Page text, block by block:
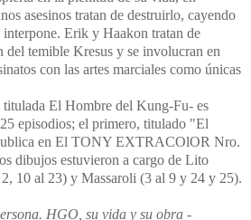
asesinos tratan de destruirlo, cayendo
Erik y Haakon tratan de
del temible Kresus y se involucran en
con las artes marciales como únicas
titulada El Hombre del Kung-Fu- es
episodios; el primero, titulado "El
en El TONY EXTRACOlOR Nro.
dibujos estuvieron a cargo de Lito
10 al 23) y Massaroli (3 al 9 y 24 y 25).
HGO, su vida y su obra -